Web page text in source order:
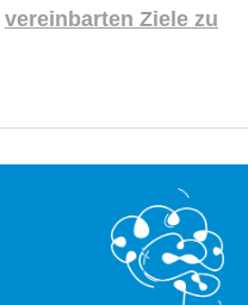
vereinbarten Ziele zu